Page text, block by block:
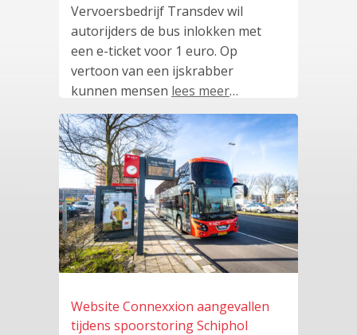
Vervoersbedrijf Transdev wil
autorijders de bus inlokken met
een e-ticket voor 1 euro. Op
vertoon van een ijskrabber
kunnen mensen lees meer…
Website Connexxion aangevallen
tijdens spoorstoring Schiphol